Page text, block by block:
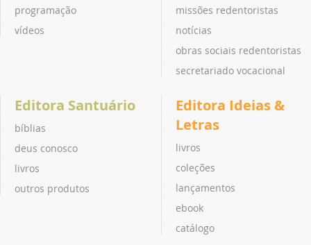
programação
vídeos
missões redentoristas
notícias
obras sociais redentoristas
secretariado vocacional
Editora Santuário
bíblias
deus conosco
livros
outros produtos
Editora Ideias &
Letras
livros
coleções
lançamentos
ebook
catálogo